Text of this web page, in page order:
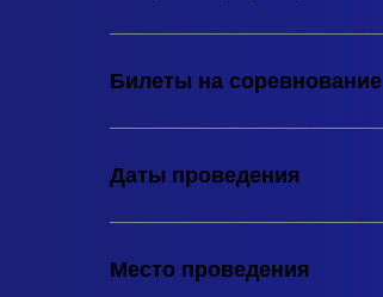
Билеты на соревнование
Даты проведения
Место проведения